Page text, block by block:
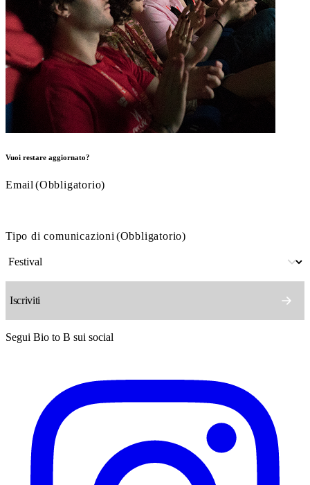
Vuoi restare aggiornato?
Email (Obbligatorio)
Tipo di comunicazioni (Obbligatorio)
Segui Bio to B sui social